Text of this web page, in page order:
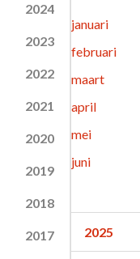
2024
2023
2022
2021
2020
2019
2018
2017
januari
februari
maart
april
mei
juni
2025